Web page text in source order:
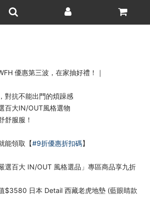
優惠第三波，在家抽好禮！｜
對抗不能出門的煩躁感
百大IN/OUT風格選物
舒服服！
能領取【#9折優惠折扣碼】
選百大 IN/OUT 風格選品」專區商品享九折
$3580 日本 Detail 西藏老虎地墊 (藍眼睛款